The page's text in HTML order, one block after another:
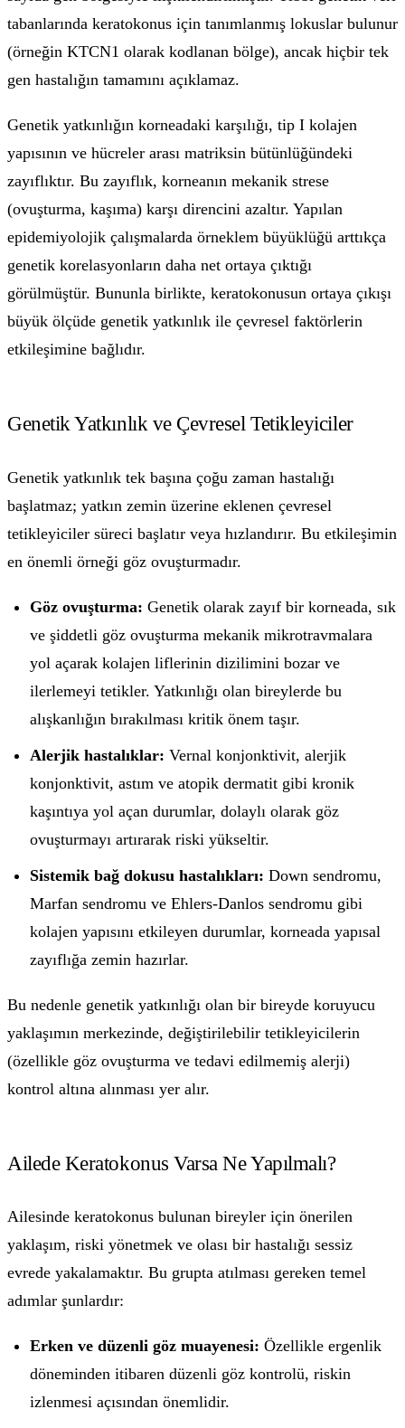
tabanlarında keratokonus için tanımlanmış lokuslar bulunur
(örneğin KTCN1 olarak kodlanan bölge), ancak hiçbir tek
gen hastalığın tamamını açıklamaz.
Genetik yatkınlığın korneadaki karşılığı, tip I kolajen
yapısının ve hücreler arası matriksin bütünlüğündeki
zayıflıktır. Bu zayıflık, korneanın mekanik strese
(ovuşturma, kaşıma) karşı direncini azaltır. Yapılan
epidemiyolojik çalışmalarda örneklem büyüklüğü arttıkça
genetik korelasyonların daha net ortaya çıktığı
görülmüştür. Bununla birlikte, keratokonusun ortaya çıkışı
büyük ölçüde genetik yatkınlık ile çevresel faktörlerin
etkileşimine bağlıdır.
Genetik Yatkınlık ve Çevresel Tetikleyiciler
Genetik yatkınlık tek başına çoğu zaman hastalığı
başlatmaz; yatkın zemin üzerine eklenen çevresel
tetikleyiciler süreci başlatır veya hızlandırır. Bu etkileşimin
en önemli örneği göz ovuşturmadır.
Göz ovuşturma: Genetik olarak zayıf bir korneada, sık
ve şiddetli göz ovuşturma mekanik mikrotravmalara
yol açarak kolajen liflerinin dizilimini bozar ve
ilerlemeyi tetikler. Yatkınlığı olan bireylerde bu
alışkanlığın bırakılması kritik önem taşır.
Alerjik hastalıklar: Vernal konjonktivit, alerjik
konjonktivit, astım ve atopik dermatit gibi kronik
kaşıntıya yol açan durumlar, dolaylı olarak göz
ovuşturmayı artırarak riski yükseltir.
Sistemik bağ dokusu hastalıkları: Down sendromu,
Marfan sendromu ve Ehlers-Danlos sendromu gibi
kolajen yapısını etkileyen durumlar, korneada yapısal
zayıflığa zemin hazırlar.
Bu nedenle genetik yatkınlığı olan bir bireyde koruyucu
yaklaşımın merkezinde, değiştirilebilir tetikleyicilerin
(özellikle göz ovuşturma ve tedavi edilmemiş alerji)
kontrol altına alınması yer alır.
Ailede Keratokonus Varsa Ne Yapılmalı?
Ailesinde keratokonus bulunan bireyler için önerilen
yaklaşım, riski yönetmek ve olası bir hastalığı sessiz
evrede yakalamaktır. Bu grupta atılması gereken temel
adımlar şunlardır:
Erken ve düzenli göz muayenesi: Özellikle ergenlik
döneminden itibaren düzenli göz kontrolü, riskin
izlenmesi açısından önemlidir.